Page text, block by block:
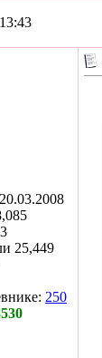
25,449
250